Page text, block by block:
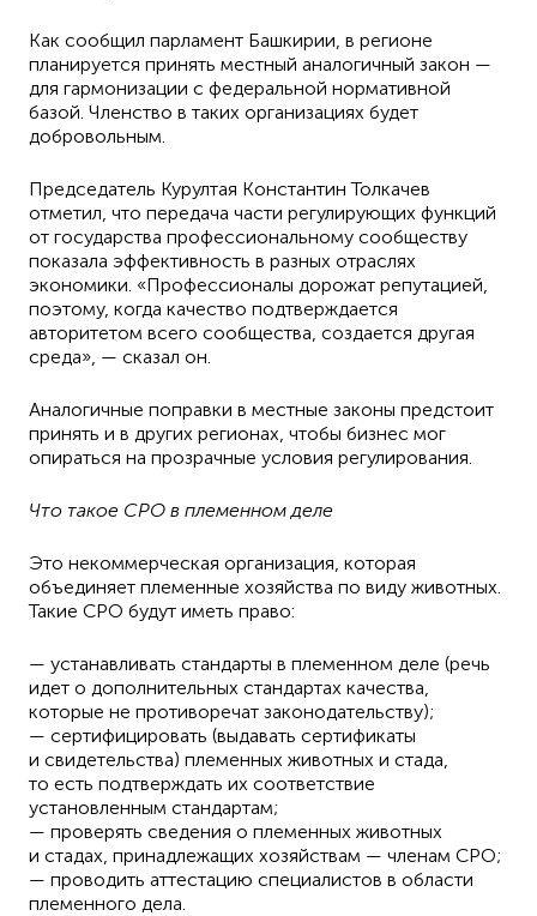
Как сообщил парламент Башкирии, в регионе
планируется принять местный аналогичный закон —
для гармонизации с федеральной нормативной
базой. Членство в таких организациях будет
добровольным.
Председатель Курултая Константин Толкачев
отметил, что передача части регулирующих функций
от государства профессиональному сообществу
показала эффективность в разных отраслях
экономики. «Профессионалы дорожат репутацией,
поэтому, когда качество подтверждается
авторитетом всего сообщества, создается другая
среда», — сказал он.
Аналогичные поправки в местные законы предстоит
принять и в других регионах, чтобы бизнес мог
опираться на прозрачные условия регулирования.
Что такое СРО в племенном деле
Это некоммерческая организация, которая
объединяет племенные хозяйства по виду животных.
Такие СРО будут иметь право:
— устанавливать стандарты в племенном деле (речь
идет о дополнительных стандартах качества,
которые не противоречат законодательству);
— сертифицировать (выдавать сертификаты
и свидетельства) племенных животных и стада,
то есть подтверждать их соответствие
установленным стандартам;
— проверять сведения о племенных животных
и стадах, принадлежащих хозяйствам — членам СРО;
— проводить аттестацию специалистов в области
племенного дела.